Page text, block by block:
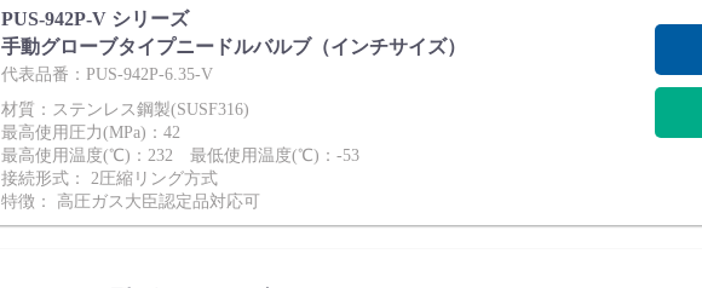
PUS-942P-V シリーズ
手動グローブタイプニードルバルブ（インチサイズ）
代表品番：PUS-942P-6.35-V
材質：ステンレス鋼製(SUSF316)
最高使用圧力(MPa)：42
最高使用温度(℃)：232 最低使用温度(℃)：-53
接続形式： 2圧縮リング方式
特徴： 高圧ガス大臣認定品対応可